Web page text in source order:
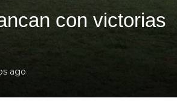
con victorias
ago